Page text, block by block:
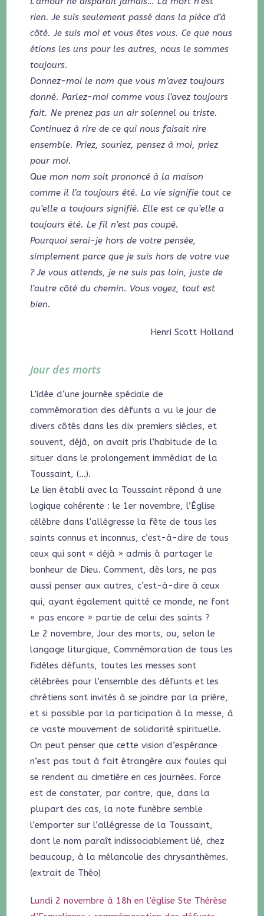
rien. Je suis seulement passé dans la pièce d’à
côté. Je suis moi et vous êtes vous. Ce que nous
étions les uns pour les autres, nous le sommes
toujours.
Donnez-moi le nom que vous m’avez toujours
donné. Parlez-moi comme vous l’avez toujours
fait. Ne prenez pas un air solennel ou triste.
Continuez à rire de ce qui nous faisait rire
ensemble. Priez, souriez, pensez à moi, priez
pour moi.
Que mon nom soit prononcé à la maison
comme il l’a toujours été. La vie signifie tout ce
qu’elle a toujours signifié. Elle est ce qu’elle a
toujours été. Le fil n’est pas coupé.
Pourquoi serai-je hors de votre pensée,
simplement parce que je suis hors de votre vue
? Je vous attends, je ne suis pas loin, juste de
l’autre côté du chemin. Vous voyez, tout est
bien.
Henri Scott Holland
Jour des morts
L’idée d’une journée spéciale de
commémoration des défunts a vu le jour de
divers côtés dans les dix premiers siècles, et
souvent, déjà, on avait pris l’habitude de la
situer dans le prolongement immédiat de la
Toussaint, (…).
Le lien établi avec la Toussaint répond à une
logique cohérente : le 1er novembre, l’Église
célèbre dans l’allégresse la fête de tous les
saints connus et inconnus, c’est-à-dire de tous
ceux qui sont « déjà » admis à partager le
bonheur de Dieu. Comment, dès lors, ne pas
aussi penser aux autres, c’est-à-dire à ceux
qui, ayant également quitté ce monde, ne font
« pas encore » partie de celui des saints ?
Le 2 novembre, Jour des morts, ou, selon le
langage liturgique, Commémoration de tous les
fidèles défunts, toutes les messes sont
célébrées pour l’ensemble des défunts et les
chrétiens sont invités à se joindre par la prière,
et si possible par la participation à la messe, à
ce vaste mouvement de solidarité spirituelle.
On peut penser que cette vision d’espérance
n’est pas tout à fait étrangère aux foules qui
se rendent au cimetière en ces journées. Force
est de constater, par contre, que, dans la
plupart des cas, la note funèbre semble
l’emporter sur l’allégresse de la Toussaint,
dont le nom paraît indissociablement lié, chez
beaucoup, à la mélancolie des chrysanthèmes.
(extrait de Théo)
Lundi 2 novembre à 18h en l’église Ste Thérèse